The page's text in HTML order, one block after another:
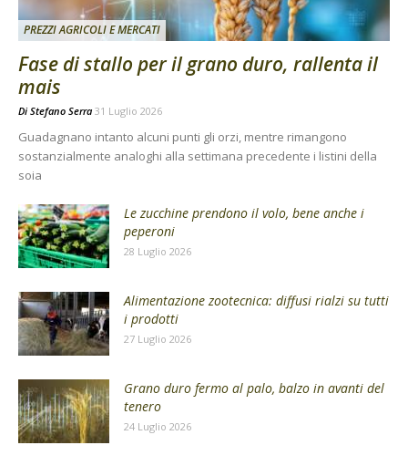
PREZZI AGRICOLI E MERCATI
Fase di stallo per il grano duro, rallenta il
mais
Di Stefano Serra 31 Luglio 2026
Guadagnano intanto alcuni punti gli orzi, mentre rimangono
sostanzialmente analoghi alla settimana precedente i listini della
soia
Le zucchine prendono il volo, bene anche i
peperoni
28 Luglio 2026
Alimentazione zootecnica: diffusi rialzi su tutti
i prodotti
27 Luglio 2026
Grano duro fermo al palo, balzo in avanti del
tenero
24 Luglio 2026